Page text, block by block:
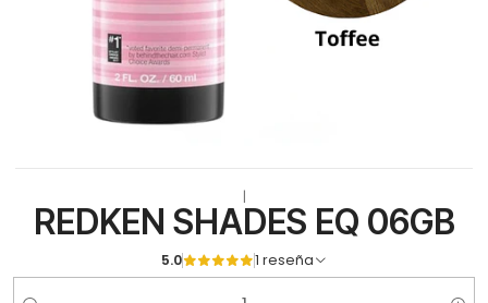
REDKEN SHADES EQ 06GB
5.0 1 reseña